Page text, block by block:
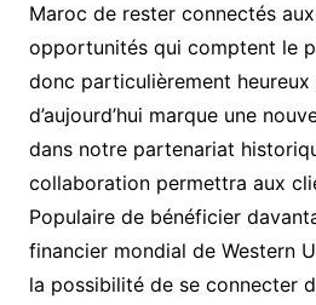
Maroc de rester connectés
opportunités qui comptent le
donc particulièrement heureux
d’aujourd’hui marque une
dans notre partenariat
collaboration permettra aux
Populaire de bénéficier
financier mondial de Western
la possibilité de se connecter